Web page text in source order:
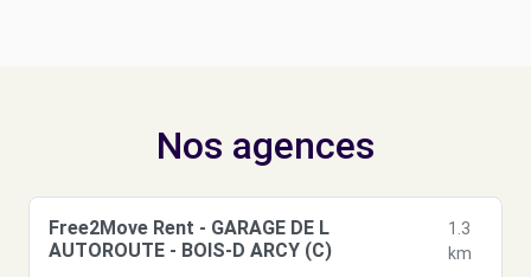
Nos agences
Free2Move Rent - GARAGE DE L
AUTOROUTE - BOIS-D ARCY (C)
1.3
km